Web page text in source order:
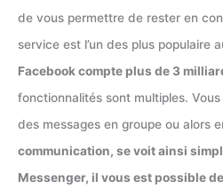
de vous permettre de rester en
service est l’un des plus populaire
Facebook compte plus de 3
fonctionnalités sont multiples.
des messages en groupe ou alors
communication, se voit ainsi
Messenger, il vous est possible